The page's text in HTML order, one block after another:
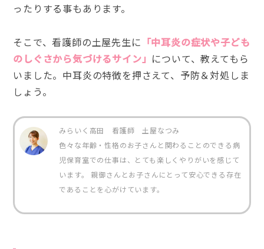
ったりする事もあります。
そこで、看護師の土屋先生に 「中耳炎の症状や子ども
のしぐさから気づけるサイン」 について、教えてもら
いました。中耳炎の特徴を押さえて、予防＆対処しま
しょう。
みらいく高田 看護師 土屋なつみ
色々な年齢・性格のお子さんと関わることのできる病
児保育室での仕事は、とても楽しくやりがいを感じて
います。 親御さんとお子さんにとって安心できる存在
であることを心がけています。